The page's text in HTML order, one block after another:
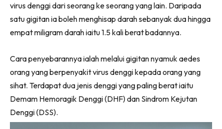
virus denggi dari seorang ke seorang yang lain. Daripada
satu gigitan ia boleh menghisap darah sebanyak dua hingga
empat miligram darah iaitu 1.5 kali berat badannya.
Cara penyebarannya ialah melalui gigitan nyamuk aedes
orang yang berpenyakit virus denggi kepada orang yang
sihat. Terdapat dua jenis denggi yang paling berat iaitu
Demam Hemoragik Denggi (DHF) dan Sindrom Kejutan
Denggi (DSS).